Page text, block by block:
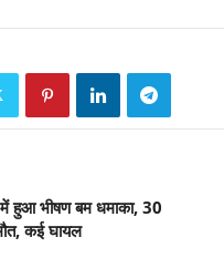
हुआ भीषण बम धमाका, 30
कई घायल